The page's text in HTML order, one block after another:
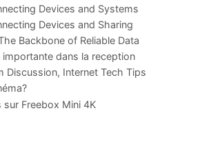
Leistung imDevices and Systems
Devices and Sharing
Backbone of Reliable Data
importante dans la reception
Discussion, Internet Tech Tips
Freebox Mini 4K